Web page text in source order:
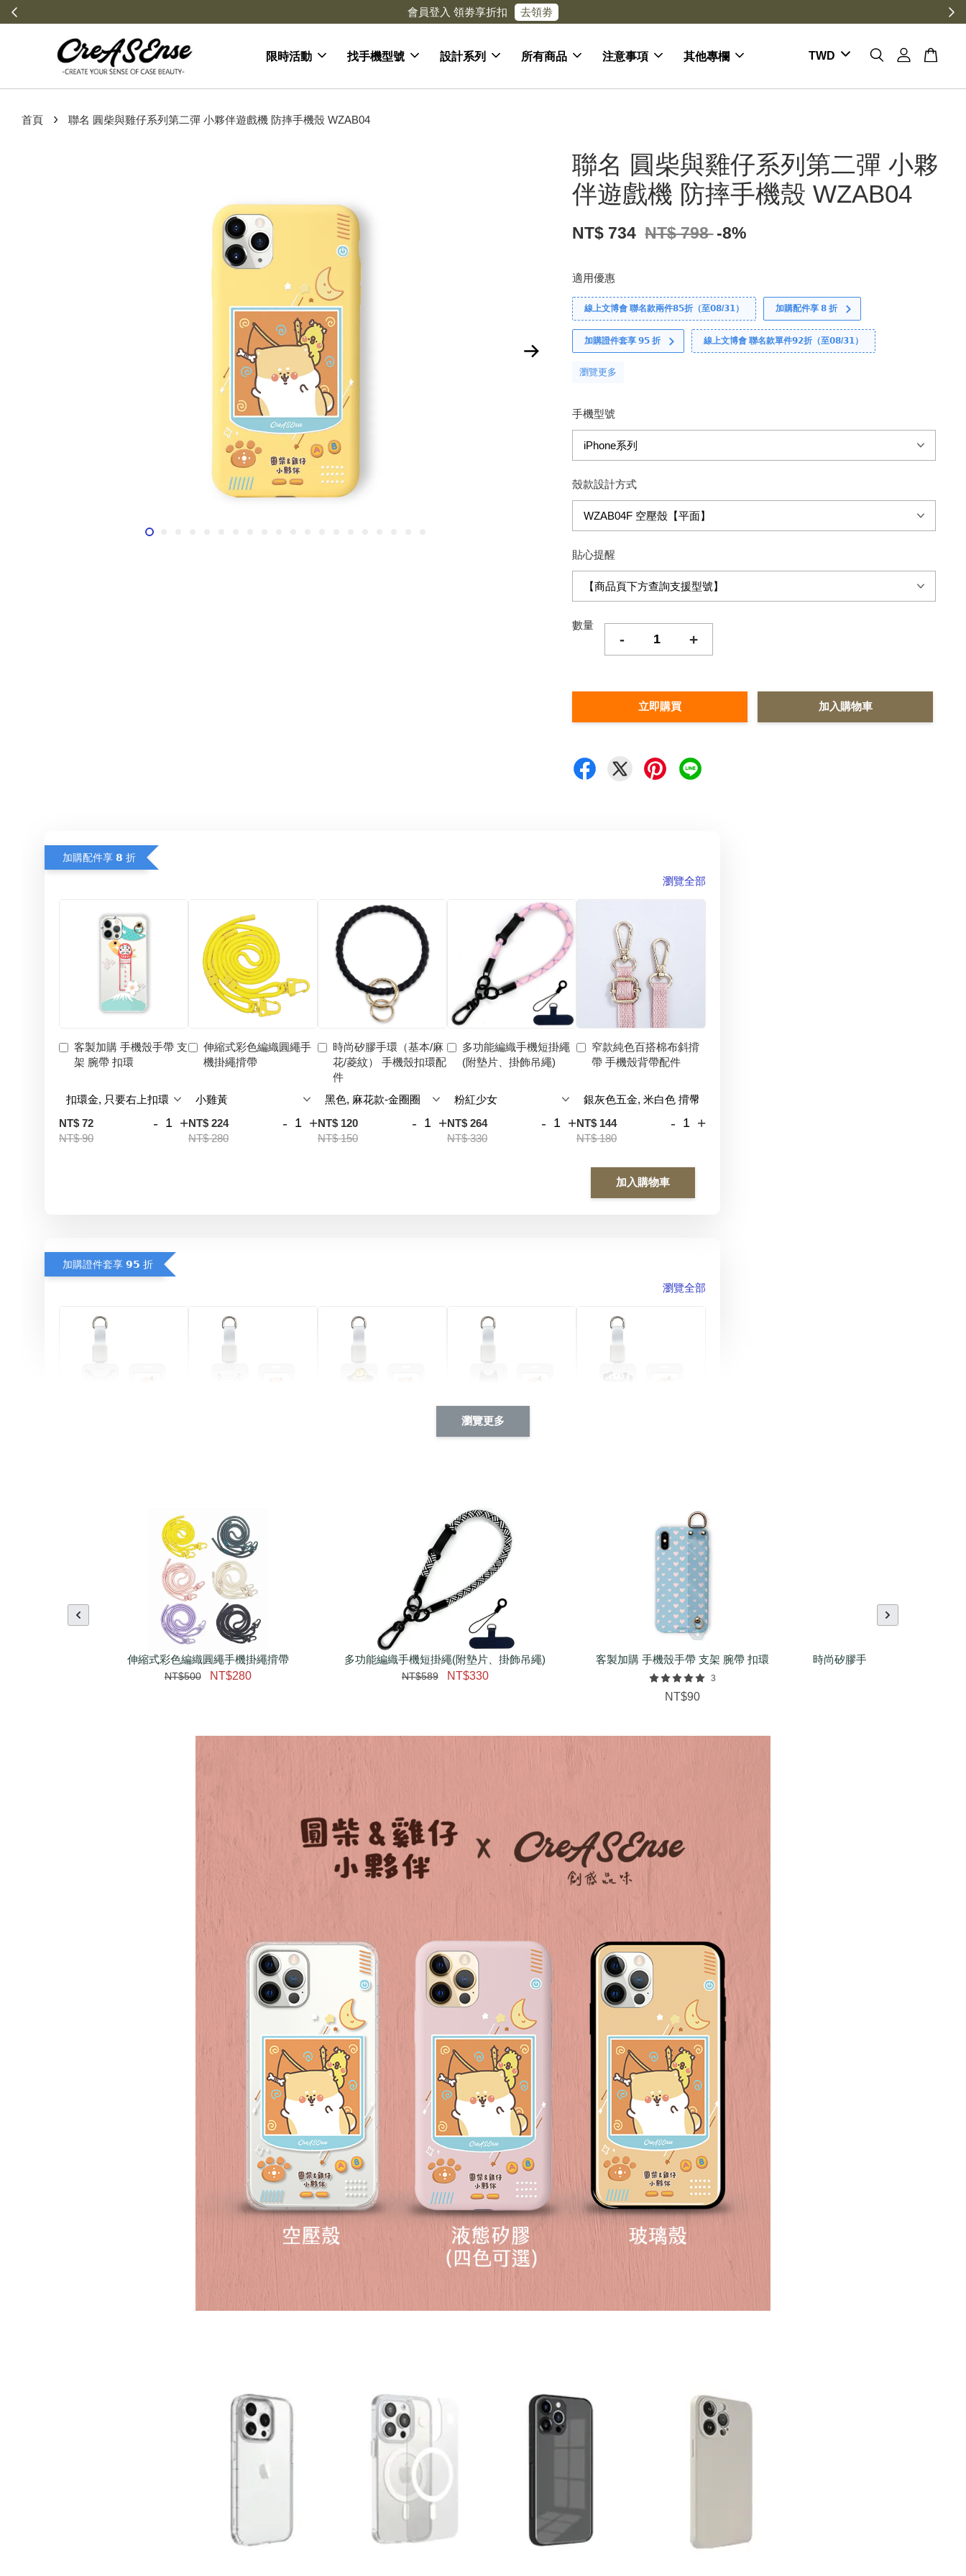
會員登入 領劵享折扣 去領劵
限時活動 找手機型號 設計系列 所有商品 注意事項 其他專欄
首頁 › 聯名 圓柴與雞仔系列第二彈 小夥伴遊戲機 防摔手機殼 WZAB04
聯名 圓柴與雞仔系列第二彈 小夥
伴遊戲機 防摔手機殼 WZAB04
NT$ 734 NT$ 798 -8%
適用優惠
線上文博會 聯名款兩件𝟴𝟱折（至𝟬𝟴/𝟯𝟭） 加購配件享 𝟴 折
加購證件套享 𝟵𝟱 折 線上文博會 聯名款單件𝟵𝟮折（至𝟬𝟴/𝟯𝟭）
瀏覽更多
手機型號
殼款設計方式
貼心提醒
數量
- +
立即購買 加入購物車
加購配件享 𝟴 折
瀏覽全部
客製加購 手機殼手帶 支
架 腕帶 扣環
NT$ 72
NT$ 90
- +
伸縮式彩色編織圓繩手
機掛繩揹帶
NT$ 224
NT$ 280
- +
時尚矽膠手環（基本/麻
花/菱紋） 手機殼扣環配
件
NT$ 120
NT$ 150
- +
多功能編織手機短掛繩
(附墊片、掛飾吊繩)
NT$ 264
NT$ 330
- +
窄款純色百搭棉布斜揹
帶 手機殼背帶配件
NT$ 144
NT$ 180
- +
加入購物車
加購證件套享 𝟵𝟱 折
瀏覽全部
+NT$ 214
NT$ 225
+NT$ 214
NT$ 225
- +
加入購物車
瀏覽更多
瀏覽更多
伸縮式彩色編織圓繩手機掛繩揹帶
NT$500 NT$280
多功能編織手機短掛繩(附墊片、掛飾吊繩)
NT$589 NT$330
客製加購 手機殼手帶 支架 腕帶 扣環
3
NT$90
時尚矽膠手環（基本/麻花/菱紋